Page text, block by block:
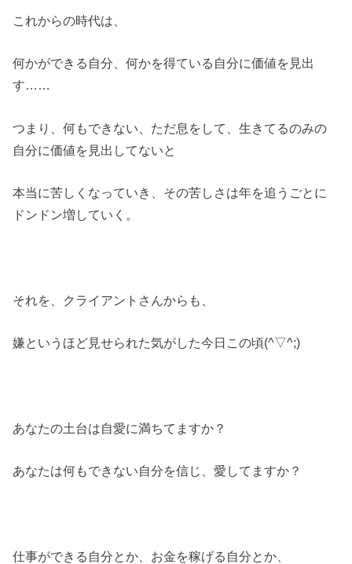
これからの時代は、
何かができる自分、何かを得ている自分に価値を見出
す……
つまり、何もできない、ただ息をして、生きてるのみの
自分に価値を見出してないと
本当に苦しくなっていき、その苦しさは年を追うごとに
ドンドン増していく。
それを、クライアントさんからも、
嫌というほど見せられた気がした今日この頃(^▽^;)
あなたの土台は自愛に満ちてますか？
あなたは何もできない自分を信じ、愛してますか？
仕事ができる自分とか、お金を稼げる自分とか、